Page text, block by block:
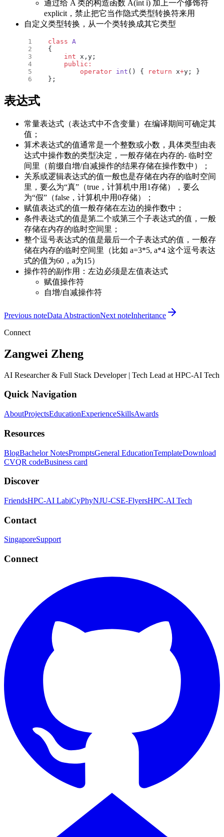
通过给 A 类的构造函数 A(int i) 加上一个修饰符
explicit，禁止把它当作隐式类型转换符来用
自定义类型转换，从一个类转换成其它类型
class A
{
    int
x,y;
    public:
        operator
int () { return x+y; }
};
表达式
常量表达式（表达式中不含变量）在编译期间可确定其
值；
算术表达式的值通常是一个整数或小数，具体类型由表
达式中操作数的类型决定，一般存储在内存的- 临时空
间里（前缀自增/自减操作的结果存储在操作数中）；
关系或逻辑表达式的值一般也是存储在内存的临时空间
里，要么为“真”（true，计算机中用1存储），要么
为“假”（false，计算机中用0存储）；
赋值表达式的值一般存储在左边的操作数中；
条件表达式的值是第二个或第三个子表达式的值，一般
存储在内存的临时空间里；
整个逗号表达式的值是最后一个子表达式的值，一般存
储在内存的临时空间里（比如 a=3*5, a*4 这个逗号表达
式的值为60，a为15）
操作符的副作用：左边必须是左值表达式
赋值操作符
自增/自减操作符
Previous noteData AbstractionNext noteInheritance
Connect
Zangwei Zheng
AI Researcher & Full Stack Developer | Tech Lead at HPC-AI Tech
Quick Navigation
AboutProjectsEducationExperienceSkillsAwards
Resources
BlogBachelor NotesPromptsGeneral EducationTemplateDownload
CVQR codeBusiness card
Discover
FriendsHPC-AI LabiCyPhyNJU-CSE-FlyersHPC-AI Tech
Contact
SingaporeSupport
Connect